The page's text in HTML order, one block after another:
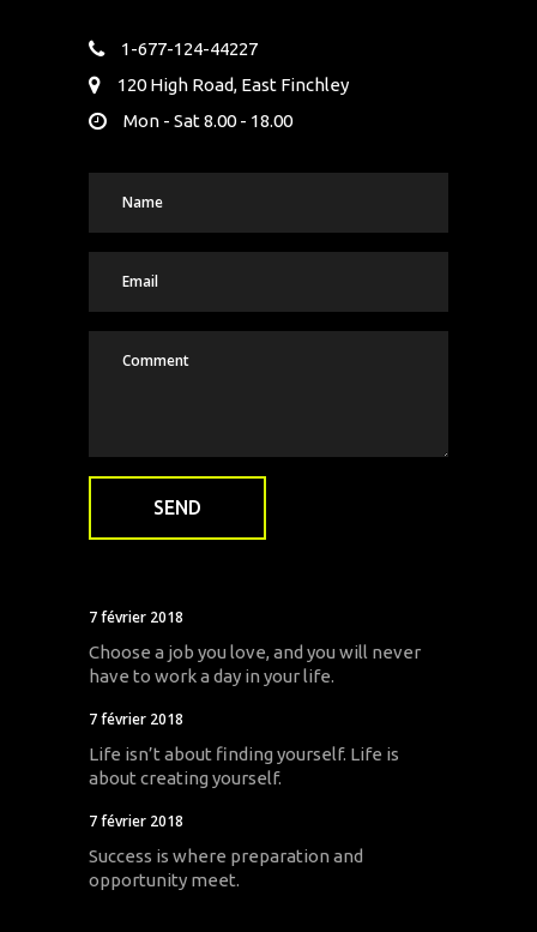
1-677-124-44227
120 High Road, East Finchley
Mon - Sat 8.00 - 18.00
7 février 2018
Choose a job you love, and you will never
have to work a day in your life.
7 février 2018
Life isn’t about finding yourself. Life is
about creating yourself.
7 février 2018
Success is where preparation and
opportunity meet.